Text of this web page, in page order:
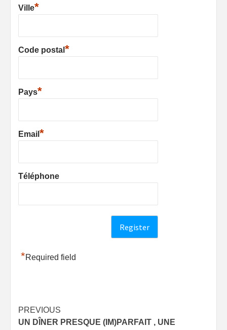
Ville*
Code postal *
Pays*
Email *
Téléphone
*Required field
Post
PREVIOUS
UN DÎNER PRESQUE (IM)PARFAIT , UNE